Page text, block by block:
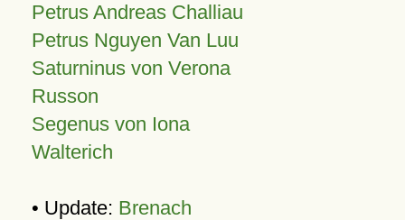
Petrus Andreas Challiau
Petrus Nguyen Van Luu
Saturninus von Verona
Russon
Segenus von Iona
Walterich
• Update: Brenach